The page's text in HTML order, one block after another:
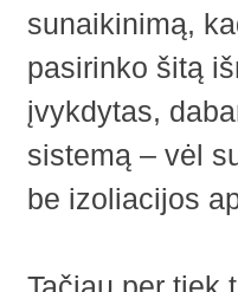
sunaikinimą,
pasirinko šitą
įvykdytas,
sistemą – vėl
be izoliacijos